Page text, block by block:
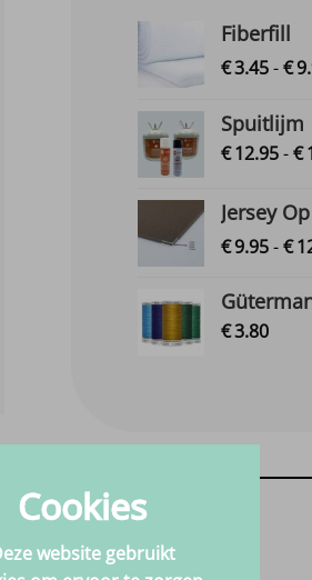
Fiberfill
€3.45-€9.
Spuitlijm
€12.95-€
Jersey
€9.95-€
€3.80
Cookies
website gebruikt